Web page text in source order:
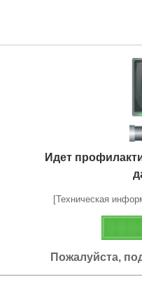
Идет
[Техническая
Пожалуйста,